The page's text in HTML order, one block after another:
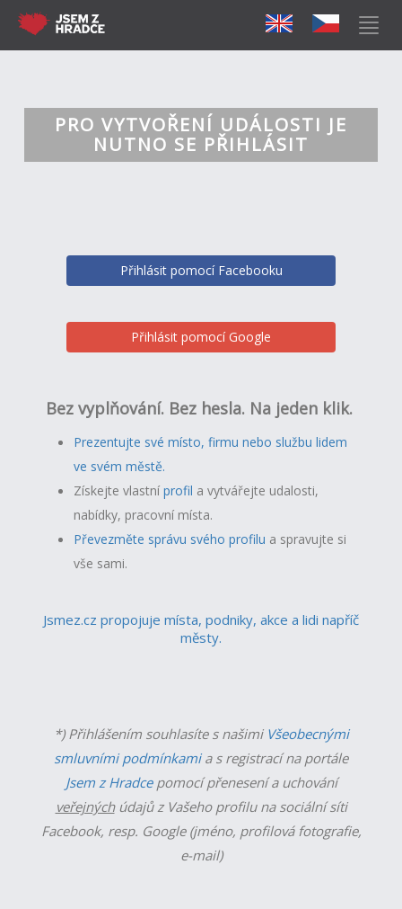
PRO VYTVOŘENÍ UDÁLOSTI JE
NUTNO SE PŘIHLÁSIT
Přihlásit pomocí Facebooku
Přihlásit pomocí Google
Bez vyplňování. Bez hesla. Na jeden klik.
Prezentujte své místo, firmu nebo službu lidem
ve svém městě.
Získejte vlastníprofil a vytvářejte udalosti,
nabídky, pracovní místa.
Převezměte správu svého profilu a spravujte si
vše sami.
Jsmez.cz propojuje místa, podniky, akce a lidi napříč
městy.
*) Přihlášením souhlasíte s našimi Všeobecnými
smluvními podmínkamia s registrací na portále
Jsem z Hradcepomocí přenesení a uchování
veřejnýchúdajů z Vašeho profilu na sociální síti
Facebook, resp. Google (jméno, profilová fotografie,
e-mail)